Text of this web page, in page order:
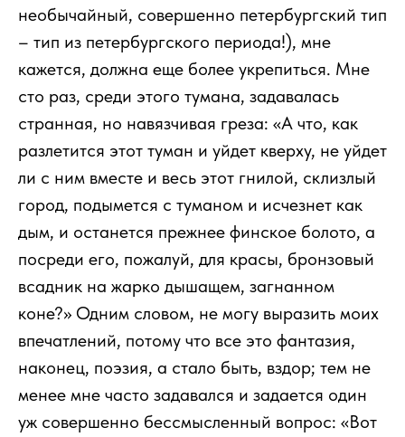
необычайный, совершенно петербургский тип
– тип из петербургского периода!), мне
кажется, должна еще более укрепиться. Мне
сто раз, среди этого тумана, задавалась
странная, но навязчивая греза: «А что, как
разлетится этот туман и уйдет кверху, не уйдет
ли с ним вместе и весь этот гнилой, склизлый
город, подымется с туманом и исчезнет как
дым, и останется прежнее финское болото, а
посреди его, пожалуй, для красы, бронзовый
всадник на жарко дышащем, загнанном
коне?» Одним словом, не могу выразить моих
впечатлений, потому что все это фантазия,
наконец, поэзия, а стало быть, вздор; тем не
менее мне часто задавался и задается один
уж совершенно бессмысленный вопрос: «Вот